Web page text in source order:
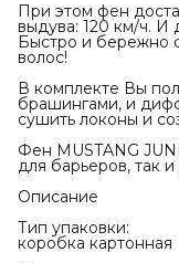
При этом фен
выдува: 120 км/ч. И
Быстро и бережно
волос!
В комплекте Вы
брашингами, и
сушить локоны и
Фен MUSTANG
для барьеров, так
Описание
Тип упаковки:
коробка картонная